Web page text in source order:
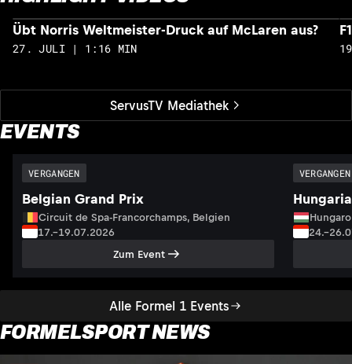
ServusTV Mediathek
Übt Norris Weltmeister-Druck auf McLaren aus?
27. JULI | 1:16 MIN
EVENTS
Alle Formel 1 Events
VERGANGEN
Belgian Grand Prix
Circuit de Spa-Francorchamps, Belgien
17.–19.07.2026
Zum Event
VERGANGEN
FORMELSPORT NEWS